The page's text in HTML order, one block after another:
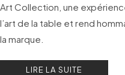
Art Collection, une
l’art de la table et rend
la marque.
LIRE LA SUITE